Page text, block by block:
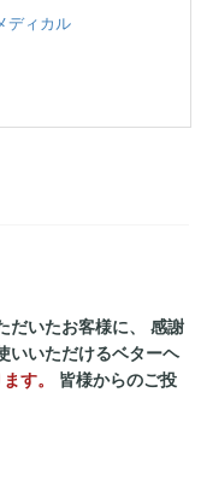
ディカル
だいたお客様に、 感謝
いいただけるベターヘ
す。
皆様からのご投